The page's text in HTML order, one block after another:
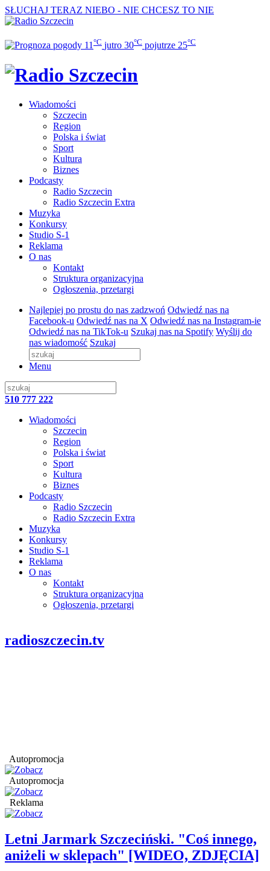
SŁUCHAJ TERAZ NIEBO - NIE CHCESZ TO NIE
11 °C jutro 30°C pojutrze 25°C
Wiadomości
Szczecin
Region
Polska i świat
Sport
Kultura
Biznes
Podcasty
Radio Szczecin
Radio Szczecin Extra
Muzyka
Konkursy
Studio S-1
Reklama
O nas
Kontakt
Struktura organizacyjna
Ogłoszenia, przetargi
Najlepiej po prostu do nas zadzwoń Odwiedź nas na
Facebook-u Odwiedź nas na X Odwiedź nas na Instagram-ie
Odwiedź nas na TikTok-u Szukaj nas na Spotify Wyślij do
nas wiadomość Szukaj
Menu
510 777 222
Wiadomości
Szczecin
Region
Polska i świat
Sport
Kultura
Biznes
Podcasty
Radio Szczecin
Radio Szczecin Extra
Muzyka
Konkursy
Studio S-1
Reklama
O nas
Kontakt
Struktura organizacyjna
Ogłoszenia, przetargi
radioszczecin.tv
Autopromocja
Autopromocja
Reklama
Letni Jarmark Szczeciński. "Coś innego,
aniżeli w sklepach" [WIDEO, ZDJĘCIA]